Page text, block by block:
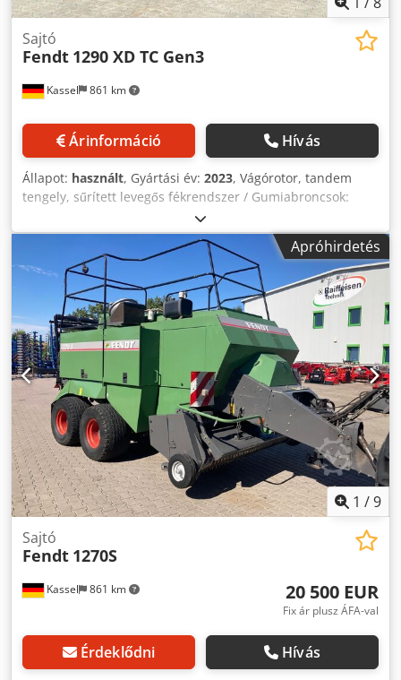
Kassel 861 km
Sajtó
Fendt 1290 XD TC Gen3
Árinformáció Hívás
Állapot: használt, Gyártási év: 2023, Vágórotor, tandem
tengely, sűrített levegős fékrendszer / Gumiabroncsok:
620/50R-22,5 és 600/50-22,5 / Bála-kilökő, 9 colos
Varioterminál, kardántengely 1 3/4 col (44 mm) /
Zsinegfelügyelet 20 tonnáig / Csdpfx Abst Hr Epjxoha
Apróhirdetés
1 /9
Kassel 861 km
Sajtó
Fendt 1270S
20 500 EUR
Fix ár plusz ÁFA-val
Érdeklődni Hívás